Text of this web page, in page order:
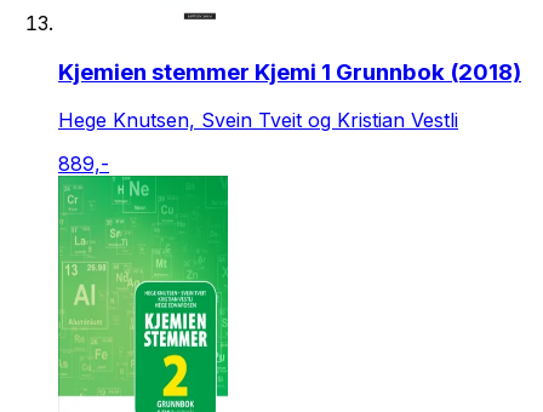
Kjemien stemmer Kjemi 1 Grunnbok (2018)
Hege Knutsen, Svein Tveit og Kristian Vestli
889,-